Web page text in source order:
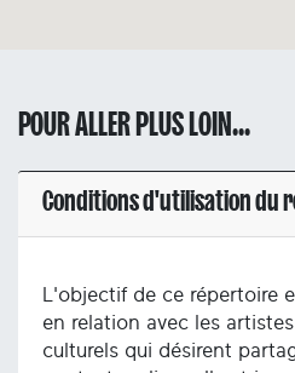
POUR ALLER PLUS LOIN...
Conditions d'utilisation du
L'objectif de ce répertoire
en relation avec les
culturels qui désirent